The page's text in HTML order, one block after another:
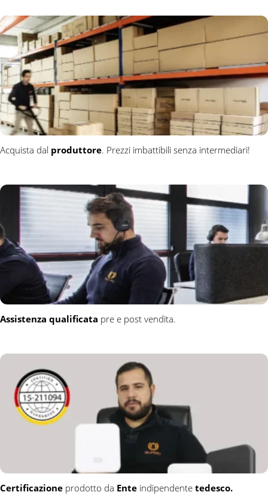
Acquista dal produttore. Prezzi imbattibili senza intermediari!
Assistenza qualificata pre e post vendita.
Certificazione prodotto da Ente indipendente tedesco.